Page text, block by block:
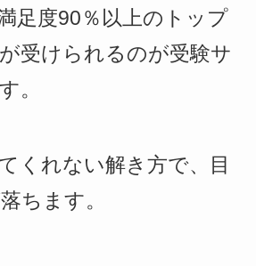
足度90％以上のトップ
受けられるのが受験サ
。
くれない解き方で、目
ちます。